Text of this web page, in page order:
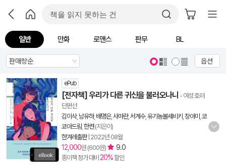
일반 만화 로맨스 판무 BL
옵션
ePub
[전자책] 우리가 다른 귀신을 불러오나니 - 여성 호러
단편선
김이삭, 남유하, 배명은, 사마란,서계수, 유기농볼셰비키 장아미 코
코아드림 한켠(지은이)
한겨레출판| 2022년 08월
12,000원 (600원) 9.0
종이책 정가 대비 20%할인